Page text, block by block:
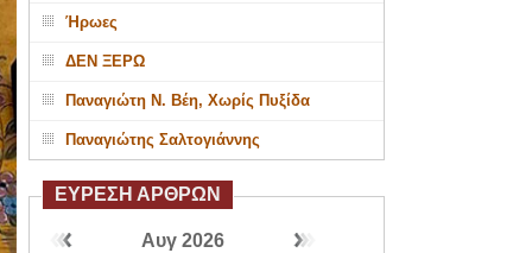
Ήρωες
ΔΕΝ ΞΕΡΩ
Παναγιώτη Ν. Βέη, Χωρίς Πυξίδα
Παναγιώτης Σαλτογιάννης
ΕΥΡΕΣΗ ΑΡΘΡΩΝ
Αυγ 2026